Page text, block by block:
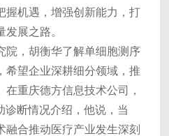
握机遇，增强创新能力，打
发展之路。
院，胡衡华了解单细胞测序
希望企业深耕细分领域，推
重庆德方信息技术公司，
诊断情况介绍，他说，当
融合推动医疗产业发生深刻